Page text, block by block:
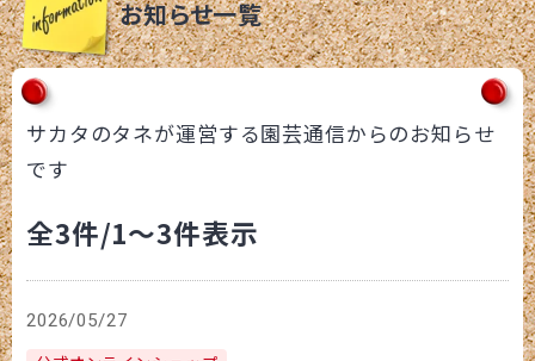
お知らせ一覧
サカタのタネが運営する園芸通信からのお知らせ
です
全3件/1～3件表示
2026/05/27